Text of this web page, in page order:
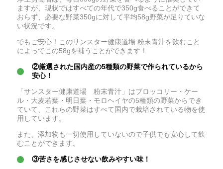
ますが、現状ではすべての年代で350g食べることができて
おらず、必要な野菜350gに対して平均58g野菜が足りていな
い状況です。
でもご安心！このサンスター健康道場 粉末青汁を飲むこと
によってこの58gを補うことができます！
②厳選された国内産の5種類の野菜で作られているから
安心！
「サンスター健康道場 粉末青汁」はブロッコリー・ケー
ル・大麦若葉・明日葉・モロヘイヤの5種類の野菜からでき
ていて、これらの野菜はすべて国内で栽培されている物を使
用しています。
また、添加物も一切使用していないので子供でも安心して飲
むことができます。
③苦さを感じさせない飲みやすい味！